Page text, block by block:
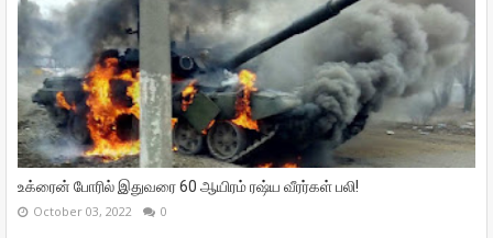
உக்ரைன் போரில் இதுவரை 60 ஆயிரம் ரஷ்ய வீரர்கள் பலி!
October 03, 2022 0